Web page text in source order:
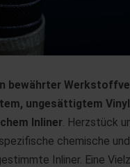
bewährter
ungesättigtem
Inliner . Herzstück
chemische
Inliner. Eine